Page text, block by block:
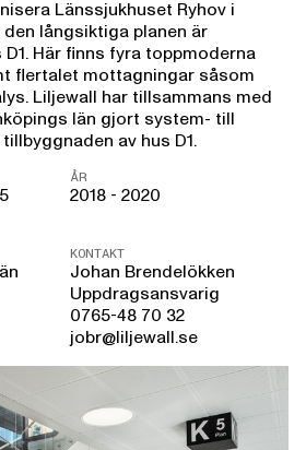
Länssjukhuset Ryhov i
långsiktiga planen är
Här finns fyra toppmoderna
flertalet mottagningar såsom
Liljewall har tillsammans med
län gjort system- till
av hus D1.
ÅR
2018 - 2020
KONTAKT
Johan Brendelökken
Uppdragsansvarig
0765-48 70 32
jobr@liljewall.se